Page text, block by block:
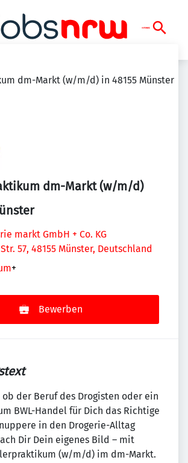
dm-Markt (w/m/d) in 48155 Münster
dm-Markt (w/m/d)
markt GmbH + Co. KG
57, 48155 Münster, Deutschland
+
Bewerben
ob der Beruf des Drogisten oder ein
BWL-Handel für Dich das Richtige
in den Drogerie-Alltag
Dir Dein eigenes Bild – mit
(w/m/d) im dm-Markt.